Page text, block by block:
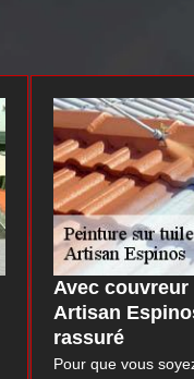
Avec
Artisan
rassuré
Pour que vous